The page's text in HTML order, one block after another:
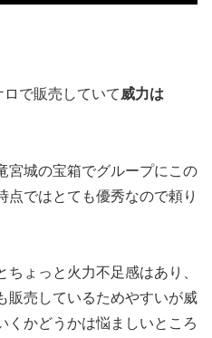
で販売していて威力は
宮城の宝箱でグループにこの
点ではとても優秀なので頼り
ょっと火力不足感はあり、
販売しているためやすいが威
くかどうかは悩ましいところ